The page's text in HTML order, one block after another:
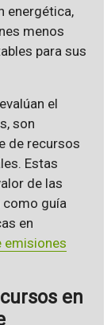
energética,
menos
para sus
el
son
de recursos
Estas
de las
como guía
en
emisiones
en